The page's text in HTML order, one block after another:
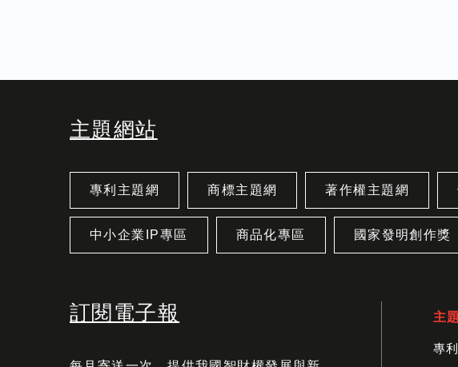
主題網站
專利主題網 商標主題網 著作權主題網
中小企業IP專區 商品化專區 國家發明創作獎
訂閱電子報 主
專